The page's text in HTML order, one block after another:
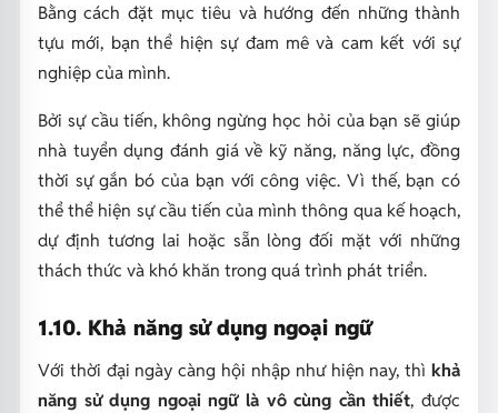
Bằng cách đặt mục tiêu và hướng đến những thành
tựu mới, bạn thể hiện sự đam mê và cam kết với sự
nghiệp của mình.
Bởi sự cầu tiến, không ngừng học hỏi của bạn sẽ giúp
nhà tuyển dụng đánh giá về kỹ năng, năng lực, đồng
thời sự gắn bó của bạn với công việc. Vì thế, bạn có
thể thể hiện sự cầu tiến của mình thông qua kế hoạch,
dự định tương lai hoặc sẵn lòng đối mặt với những
thách thức và khó khăn trong quá trình phát triển.
1.10. Khả năng sử dụng ngoại ngữ
Với thời đại ngày càng hội nhập như hiện nay, thìkhả
năng sử dụng ngoại ngữ là vô cùng cần thiết, được